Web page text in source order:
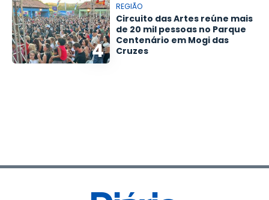
4
REGIÃO
Circuito das Artes reúne mais
de 20 mil pessoas no Parque
Centenário em Mogi das
Cruzes